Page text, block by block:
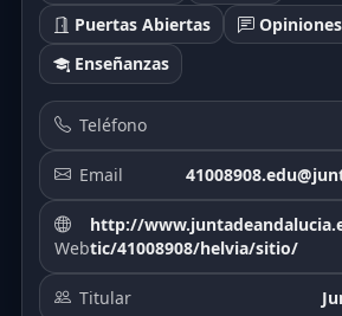
Puertas Abiertas
Opiniones
Enseñanzas
Teléfono
Email
Web
http://
tic/41008908/helvia/sitio/
Titular